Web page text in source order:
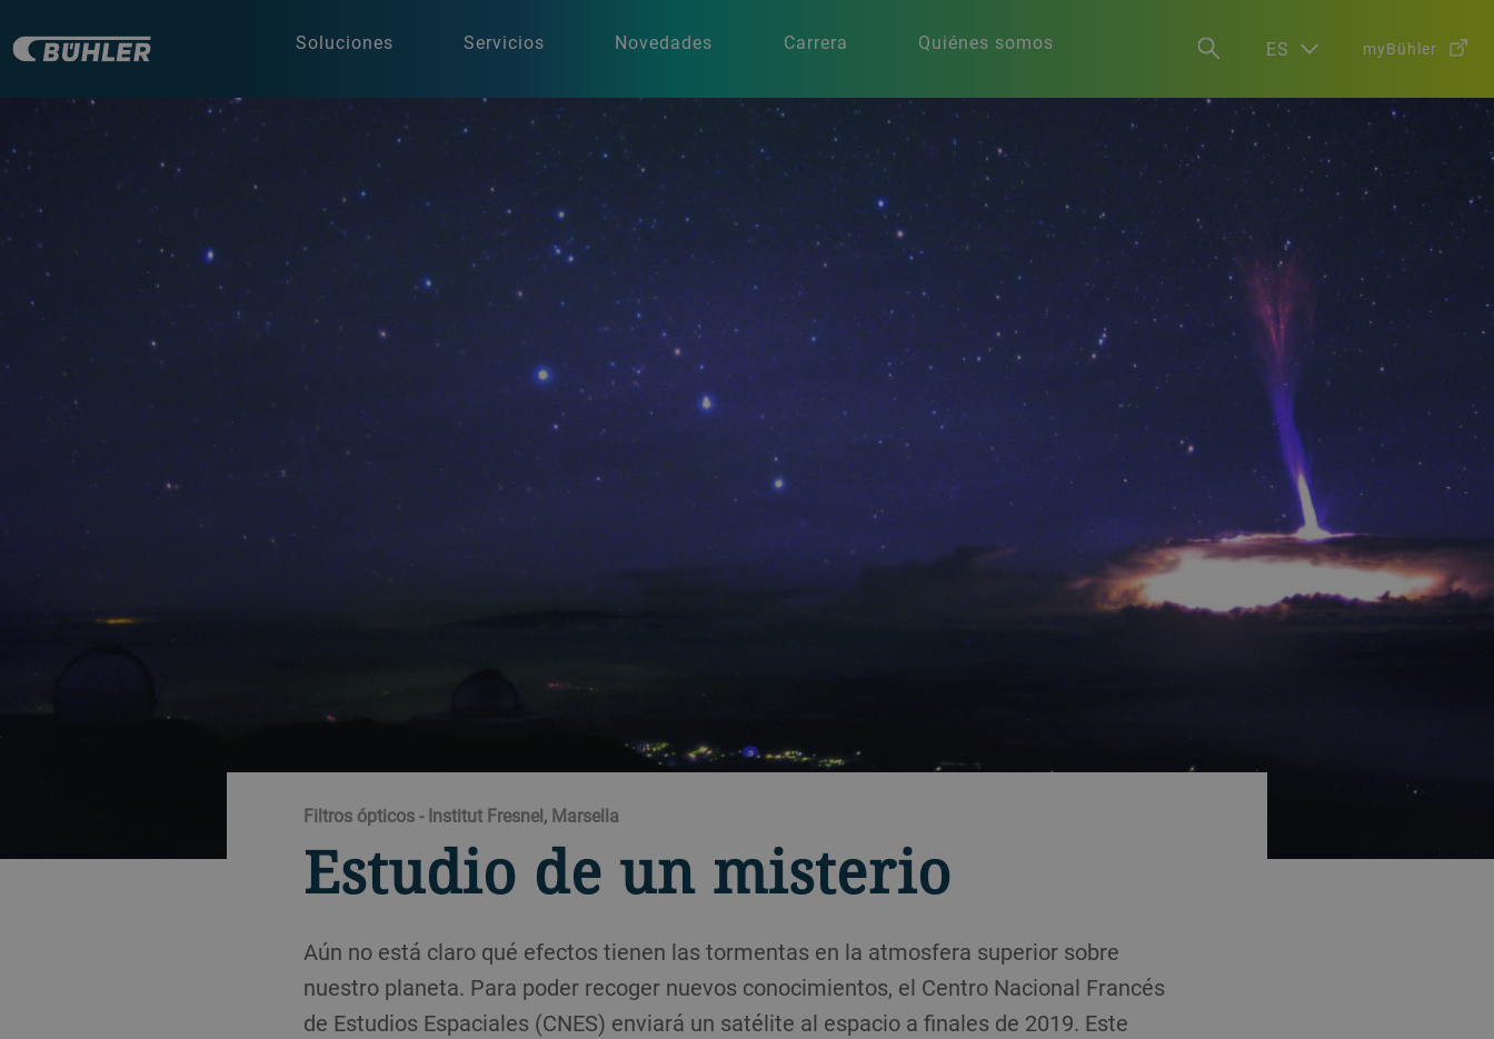
Soluciones Servicios Novedades Carrera Quiénes somos ES myBühler
Filtros ópticos - Institut Fresnel, Marsella
Estudio de un misterio
Aún no está claro qué efectos tienen las tormentas en la atmosfera superior sobre
nuestro planeta. Para poder recoger nuevos conocimientos, el Centro Nacional Francés
de Estudios Espaciales (CNES) enviará un satélite al espacio a finales de 2019. Este